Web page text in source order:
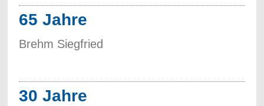
65 Jahre
Brehm Siegfried
30 Jahre